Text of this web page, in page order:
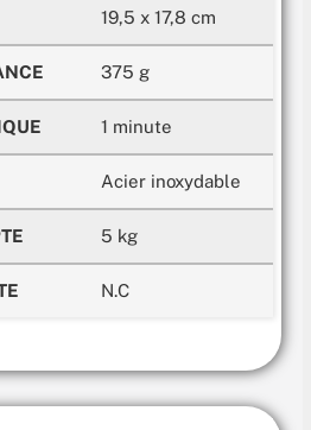
19,5 x 17,8 cm
375 g
1 minute
Acier inoxydable
5 kg
N.C